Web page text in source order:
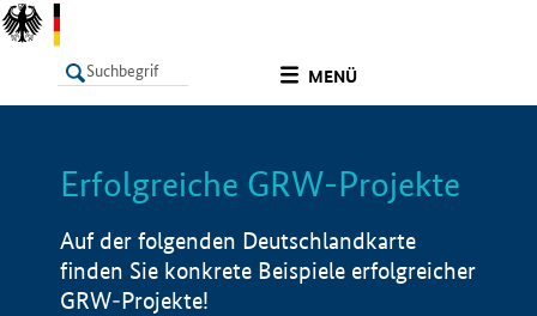
MENÜ
LISTE Info
Erfolgreiche GRW-Projekte
Auf der folgenden Deutschlandkarte
finden Sie konkrete Beispiele erfolgreicher
GRW-Projekte!